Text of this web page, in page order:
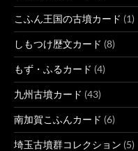
こふん王国の古墳カード (1)
しもつけ歴文カード (8)
もず・ふるカード (4)
九州古墳カード (43)
南加賀こふんカード (6)
埼玉古墳群コレクション (5)